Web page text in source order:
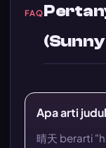
FAQ
Apa arti
晴天 berarti